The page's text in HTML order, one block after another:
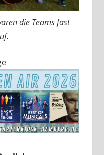
die Teams fast